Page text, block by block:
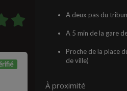
A deux pas du
A 5 min de la gare
Proche de la place
de ville)
À proximité